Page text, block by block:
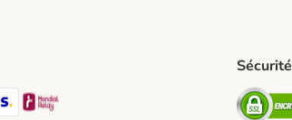
Shipping Method
GLS Shipping Method
Mondial relay Shipping Method
Sécurité